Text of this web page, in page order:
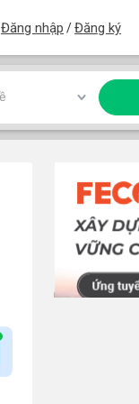
Đăng nhập /Đăng ký